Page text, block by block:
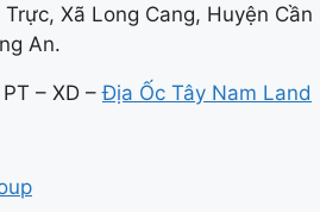
Xã Long Cang, Huyện Cần
An.
– XD –Địa Ốc Tây Nam Land